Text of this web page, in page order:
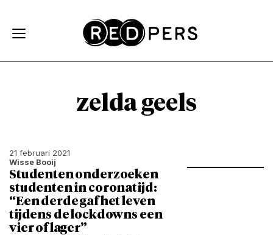
zelda geels
21 februari 2021
Wisse Booij
Studenten onderzoeken
studenten in coronatijd:
“Een derde gaf het leven
tijdens de lockdowns een
vier of lager”